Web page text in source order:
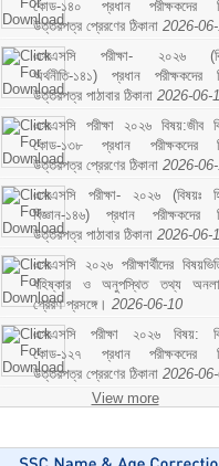
কোড-১৪০ প্রধান পরীক্ষকদের
উত্তরপত্র প্রেরণের ঠিকানা 2026-
এসএসসি পরীক্ষা- ২০২৬
অর্থনীতি-১৪১) প্রধান পরীক্ষকদের
উত্তরপত্র পাঠাবার ঠিকানা 2026-06-
এসএসসি পরীক্ষা ২০২৬ বিষয়:জীব
কোড-১৩৮ প্রধান পরীক্ষকদের
উত্তরপত্র প্রেরণের ঠিকানা 2026-
এসএসসি পরীক্ষা- ২০২৬ (বিষয়ঃ
বিজ্ঞান-১৪৬) প্রধান পরীক্ষকদের
উত্তরপত্র পাঠাবার ঠিকানা 2026-06-
এসএসসি ২০২৬ পরীক্ষার্থীদের
বহিষ্কার ও অনুপস্থিত তথ্য
প্রেরণ প্রসঙ্গে। 2026-06-10
এসএসসি পরীক্ষা ২০২৬ বিষয়:
কোড-১২৭ প্রধান পরীক্ষকদের
উত্তরপত্র প্রেরণের ঠিকানা 2026-
View more